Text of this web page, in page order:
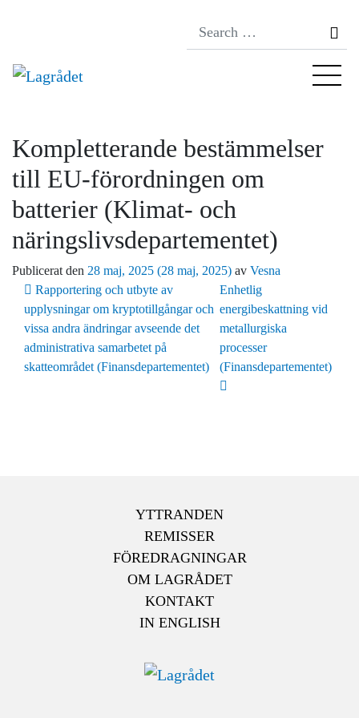
Kompletterande bestämmelser
till EU-förordningen om
batterier (Klimat- och
näringslivsdepartementet)
Publicerat den 28 maj, 2025 (28 maj, 2025) av Vesna
Inläggsnavigering
Rapportering och utbyte av
upplysningar om kryptotillgångar och
vissa andra ändringar avseende det
administrativa samarbetet på
skatteområdet (Finansdepartementet)
Enhetlig
energibeskattning vid
metallurgiska
processer
(Finansdepartementet)
YTTRANDEN
REMISSER
FÖREDRAGNINGAR
OM LAGRÅDET
KONTAKT
IN ENGLISH